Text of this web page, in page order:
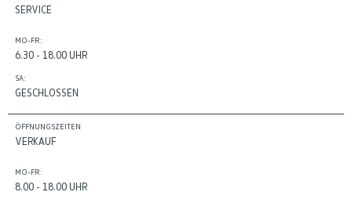
SERVICE
MO-FR:
6.30 - 18.00 UHR
SA:
GESCHLOSSEN
ÖFFNUNGSZEITEN
VERKAUF
MO-FR:
8.00 - 18.00 UHR